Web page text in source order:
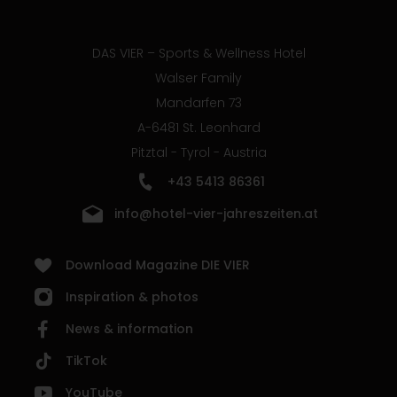
DAS VIER – Sports & Wellness Hotel
Walser Family
Mandarfen 73
A-6481 St. Leonhard
Pitztal - Tyrol - Austria
+43 5413 86361
info@hotel-vier-jahreszeiten.at
Download Magazine DIE VIER
Inspiration & photos
News & information
TikTok
YouTube